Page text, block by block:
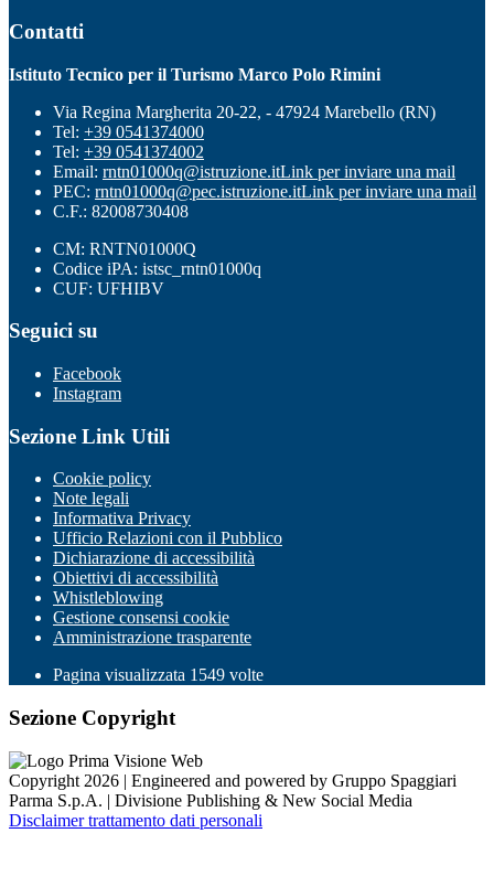
Contatti
Istituto Tecnico per il Turismo Marco Polo Rimini
Via Regina Margherita 20-22, - 47924 Marebello (RN)
Tel: +39 0541374000
Tel: +39 0541374002
Email: rntn01000q@istruzione.itLink per inviare una mail
PEC: rntn01000q@pec.istruzione.itLink per inviare una mail
C.F.: 82008730408
CM: RNTN01000Q
Codice iPA: istsc_rntn01000q
CUF: UFHIBV
Seguici su
Facebook
Instagram
Sezione Link Utili
Cookie policy
Note legali
Informativa Privacy
Ufficio Relazioni con il Pubblico
Dichiarazione di accessibilità
Obiettivi di accessibilità
Whistleblowing
Gestione consensi cookie
Amministrazione trasparente
Pagina visualizzata 1549 volte
Sezione Copyright
Copyright 2026 | Engineered and powered by Gruppo Spaggiari
Parma S.p.A. | Divisione Publishing & New Social Media
Disclaimer trattamento dati personali